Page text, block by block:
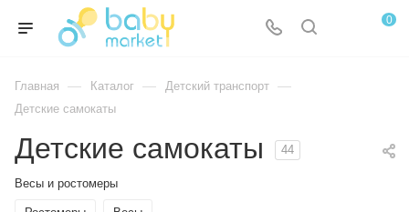
0
Главная — Каталог — Детский транспорт —
Детские самокаты
Детские самокаты 44
Весы и ростомеры